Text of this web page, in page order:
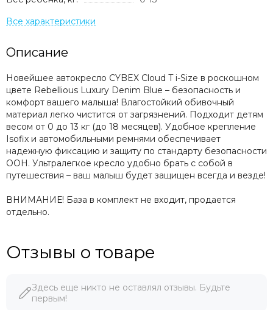
Описание
Новейшее автокресло CYBEX Cloud T i-Size в роскошном
цвете Rebellious Luxury Denim Blue – безопасность и
комфорт вашего малыша! Влагостойкий обивочный
материал легко чистится от загрязнений. Подходит детям
весом от 0 до 13 кг (до 18 месяцев). Удобное крепление
Isofix и автомобильными ремнями обеспечивает
надежную фиксацию и защиту по стандарту безопасности
ООН. Ультралегкое кресло удобно брать с собой в
путешествия – ваш малыш будет защищен всегда и везде!
ВНИМАНИЕ! База в комплект не входит, продается
отдельно.
Отзывы о товаре
Здесь еще никто не оставлял отзывы. Будьте
первым!